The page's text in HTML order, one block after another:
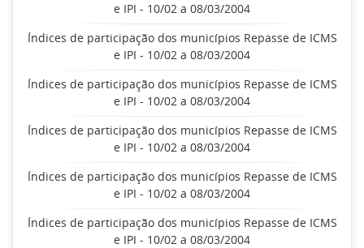
e IPI - 10/02 a 08/03/2004
Índices de participação dos municípios Repasse de ICMS
e IPI - 10/02 a 08/03/2004
Índices de participação dos municípios Repasse de ICMS
e IPI - 10/02 a 08/03/2004
Índices de participação dos municípios Repasse de ICMS
e IPI - 10/02 a 08/03/2004
Índices de participação dos municípios Repasse de ICMS
e IPI - 10/02 a 08/03/2004
Índices de participação dos municípios Repasse de ICMS
e IPI - 10/02 a 08/03/2004